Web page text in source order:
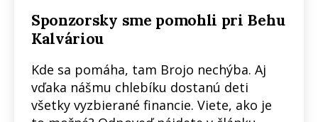
Sponzorsky sme pomohli pri Behu
Kalváriou
Kde sa pomáha, tam Brojo nechýba. Aj
vďaka nášmu chlebíku dostanú deti
všetky vyzbierané financie. Viete, ako je